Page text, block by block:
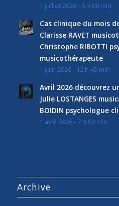
1 juillet 2026 - 6 h 00 min
Cas clinique du mois
Clarisse RAVET
Christophe RIBOTTI
musicothérapeute
1 juin 2026 - 12 h 45 min
Avril 2026 découvrez
Julie LOSTANGES
BOIDIN psychologue
1 avril 2026 - 7 h 00 min
Archive